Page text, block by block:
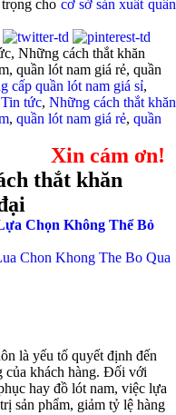
trọng chocơ sở sản xuất quần
Những cách thắt khăn
quần lót nam giá rẻ, quần
cấp quần lót nam giá sỉ,
Tin tức, Những cách thắt khăn
, quần lót nam giá rẻ, quần
Xin cám ơn!
thắt khăn
Chọn Không Thể Bỏ
là yếu tố quyết định đến
của khách hàng. Đối với
hay đồ lót nam, việc lựa
sản phẩm, giảm tỷ lệ hàng